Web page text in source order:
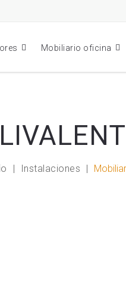
Mobiliario oficina
Instalaciones